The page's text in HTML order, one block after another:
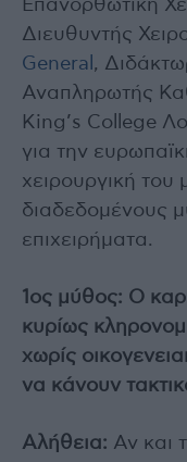
Επανορθωτική
Διευθυντής
General ,
Αναπληρωτής
King’s College
για την
χειρουργική του
διαδεδομένους
επιχειρήματα.
1ος μύθος: Ο
κυρίως
χωρίς
να κάνουν
Αλήθεια: Αν και